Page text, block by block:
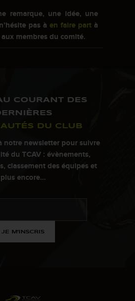
remarque, une idée, une
pas à en faire part à
aux membres du comité.
COURANT DES
DU CLUB
notre newsletter pour suivre
du TCAV : évènements,
classement des équipes et
plus encore…
JE M'INSCRIS